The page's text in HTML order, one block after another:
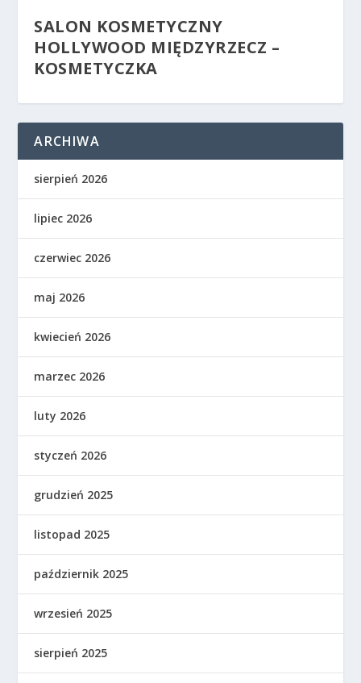
SALON KOSMETYCZNY
HOLLYWOOD MIĘDZYRZECZ –
KOSMETYCZKA
ARCHIWA
sierpień 2026
lipiec 2026
czerwiec 2026
maj 2026
kwiecień 2026
marzec 2026
luty 2026
styczeń 2026
grudzień 2025
listopad 2025
październik 2025
wrzesień 2025
sierpień 2025